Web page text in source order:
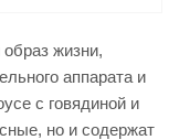
жизни,
аппарата и
с говядиной и
но и содержат